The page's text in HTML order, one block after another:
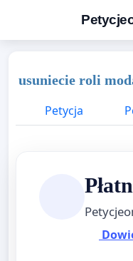
usuniecie roli
Petycja